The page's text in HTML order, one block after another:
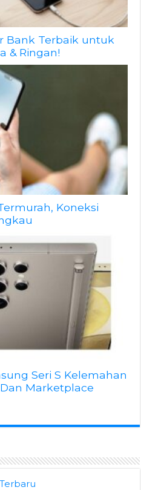
Bank Terbaik untuk
& Ringan!
Koneksi
Seri S Kelemahan
Marketplace